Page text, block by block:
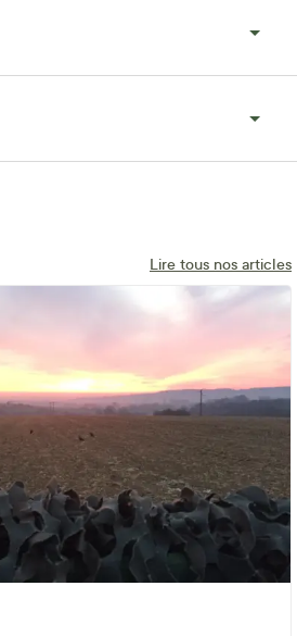
Lire tous nos articles